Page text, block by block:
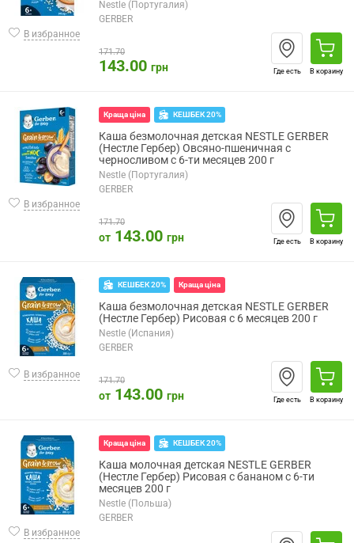
В избранное
Nestle (Португалия)
GERBER
171.70
143.00 грн Где есть В корзину
В избранное
Краща ціна КЕШБЕК 20%
Каша безмолочная детская NESTLE GERBER
(Нестле Гербер) Овсяно-пшеничная с
черносливом с 6-ти месяцев 200 г
Nestle (Португалия)
GERBER
171.70
от 143.00 грн Где есть В корзину
В избранное
КЕШБЕК 20% Краща ціна
Каша безмолочная детская NESTLE GERBER
(Нестле Гербер) Рисовая с 6 месяцев 200 г
Nestle (Испания)
GERBER
171.70
от 143.00 грн Где есть В корзину
В избранное
Краща ціна КЕШБЕК 20%
Каша молочная детская NESTLE GERBER
(Нестле Гербер) Рисовая с бананом с 6-ти
месяцев 200 г
Nestle (Польша)
GERBER